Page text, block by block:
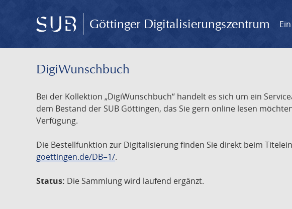
Göttinger Digitalisierungszentrum
DigiWunschbuch
Bei der Kollektion „DigiWunschbuch“ handelt es sich um ein
dem Bestand der SUB Göttingen, das Sie gern online lesen
Verfügung.
Die Bestellfunktion zur Digitalisierung finden Sie direkt beim
goettingen.de/DB=1/.
Status: Die Sammlung wird laufend ergänzt.